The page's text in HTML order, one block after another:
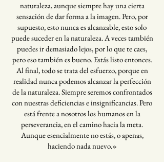
naturaleza, aunque siempre hay una cierta
sensación de dar forma a la imagen. Pero, por
supuesto, esto nunca es alcanzable, esto solo
puede suceder en la naturaleza. A veces también
puedes ir demasiado lejos, por lo que te caes,
pero eso también es bueno. Estás listo entonces.
Al final, todo se trata del esfuerzo, porque en
realidad nunca podemos alcanzar la perfección
de la naturaleza. Siempre seremos confrontados
con nuestras deficiencias e insignificancias. Pero
está frente a nosotros los humanos en la
perseverancia, en el camino hacia la meta.
Aunque esencialmente no estás, o apenas,
haciendo nada nuevo.»